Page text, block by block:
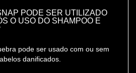
REDKEN
PODE SER UTILIZADO
O USO DO SHAMPOO E
pode ser usado com ou sem
danificados.